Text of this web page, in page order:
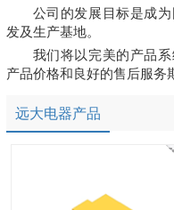
公司的发展目标是成
发及生产基地。
我们将以完美的产品
产品价格和良好的售后服务
远大电器产品